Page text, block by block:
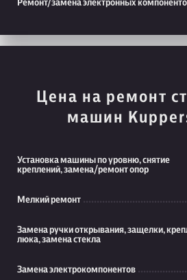
Ремонт/замена электронных
Цена на ремонт
машин
Установка машины по уровню, снятие
креплений, замена/ремонт опор
Мелкий ремонт
Замена ручки открывания, защелки,
люка, замена стекла
Замена электрокомпонентов